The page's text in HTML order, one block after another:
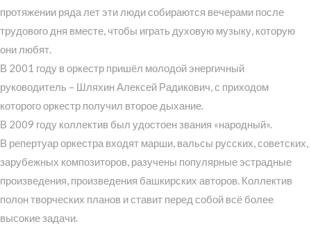
протяжении ряда лет эти люди собираются вечерами после
трудового дня вместе, чтобы играть духовую музыку, которую
они любят.
В 2001 году в оркестр пришёл молодой энергичный
руководитель – Шляхин Алексей Радикович, с приходом
которого оркестр получил второе дыхание.
В 2009 году коллектив был удостоен звания «народный».
В репертуар оркестра входят марши, вальсы русских, советских,
зарубежных композиторов, разучены популярные эстрадные
произведения, произведения башкирских авторов. Коллектив
полон творческих планов и ставит перед собой всё более
высокие задачи.